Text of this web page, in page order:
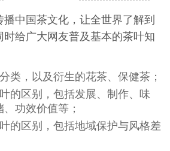
中国茶文化，让全世界了解到
时给广大网友普及基本的茶叶知
类，以及衍生的花茶、保健茶；
的区别，包括发展、制作、味
功效价值等；
的区别，包括地域保护与风格差